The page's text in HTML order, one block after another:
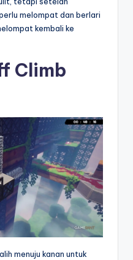
melompat dan berlari
kembali ke
Climb
menuju kanan untuk